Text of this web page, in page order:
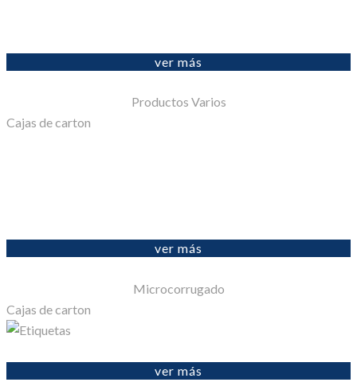
ver más
Productos Varios
Cajas de carton
ver más
Microcorrugado
Cajas de carton
ver más